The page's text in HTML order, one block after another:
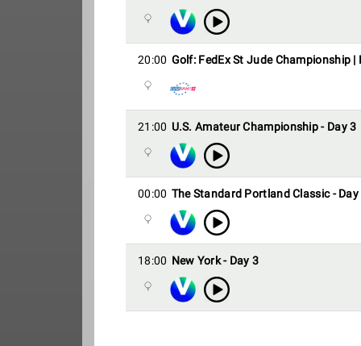
20:00 Golf: FedEx St Jude Championship |
21:00 U.S. Amateur Championship - Day 3
00:00 The Standard Portland Classic - Day
18:00 New York - Day 3